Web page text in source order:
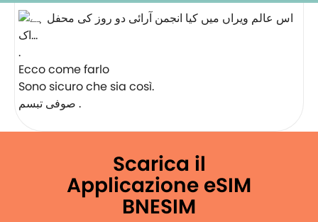
.
Ecco come farlo
Sono sicuro che sia così.
صوفی تبسم .
Scarica il
Applicazione eSIM
BNESIM